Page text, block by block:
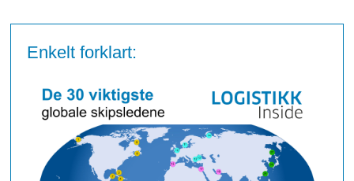
Enkelt forklart: